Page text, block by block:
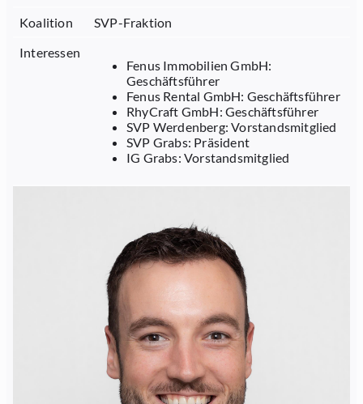
Koalition
SVP-Fraktion
Interessen
Fenus Immobilien GmbH:
Geschäftsführer
Fenus Rental GmbH: Geschäftsführer
RhyCraft GmbH: Geschäftsführer
SVP Werdenberg: Vorstandsmitglied
SVP Grabs: Präsident
IG Grabs: Vorstandsmitglied